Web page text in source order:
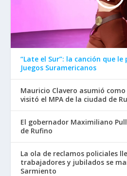
“Late el Sur”: la canción que
Juegos Suramericanos
Mauricio Clavero asumió como
visitó el MPA de la ciudad de
El gobernador Maximiliano
de Rufino
La ola de reclamos policiales
trabajadores y jubilados se
Sarmiento